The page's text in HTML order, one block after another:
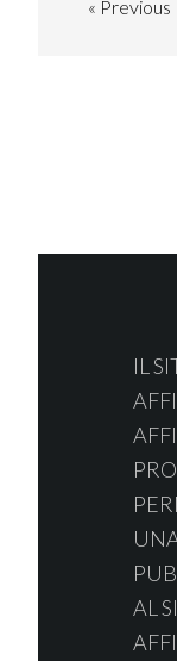
« Go
Previous
IL
AL